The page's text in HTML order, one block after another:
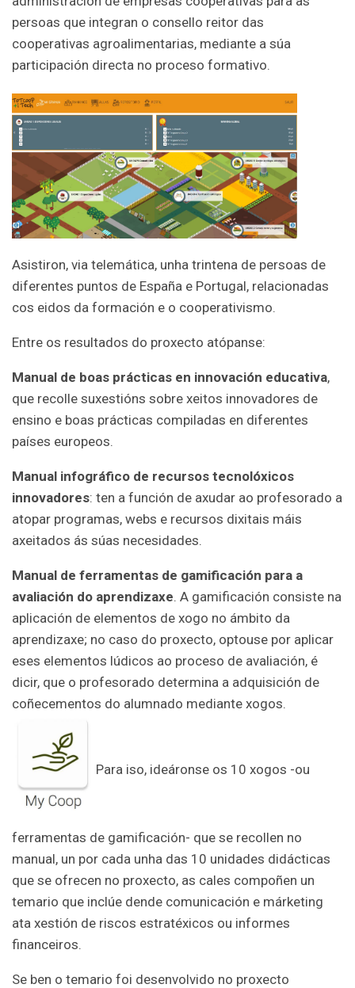
persoas que integran o consello reitor das
cooperativas agroalimentarias, mediante a súa
participación directa no proceso formativo.
Asistiron, via telemática, unha trintena de persoas de
diferentes puntos de España e Portugal, relacionadas
cos eidos da formación e o cooperativismo.
Entre os resultados do proxecto atópanse:
Manual de boas prácticas en innovación educativa,
que recolle suxestións sobre xeitos innovadores de
ensino e boas prácticas compiladas en diferentes
países europeos.
Manual infográfico de recursos tecnolóxicos
innovadores: ten a función de axudar ao profesorado a
atopar programas, webs e recursos dixitais máis
axeitados ás súas necesidades.
Manual de ferramentas de gamificación para a
avaliación do aprendizaxe. A gamificación consiste na
aplicación de elementos de xogo no ámbito da
aprendizaxe; no caso do proxecto, optouse por aplicar
eses elementos lúdicos ao proceso de avaliación, é
dicir, que o profesorado determina a adquisición de
coñecementos do alumnado mediante xogos.
Para iso, ideáronse os 10 xogos -ou
ferramentas de gamificación- que se recollen no
manual, un por cada unha das 10 unidades didácticas
que se ofrecen no proxecto, as cales compoñen un
temario que inclúe dende comunicación e márketing
ata xestión de riscos estratéxicos ou informes
financeiros.
Se ben o temario foi desenvolvido no proxecto